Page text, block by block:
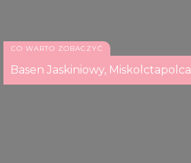
CO WARTO ZOBACZYĆ
Basen Jaskiniowy, Miskolctapolca